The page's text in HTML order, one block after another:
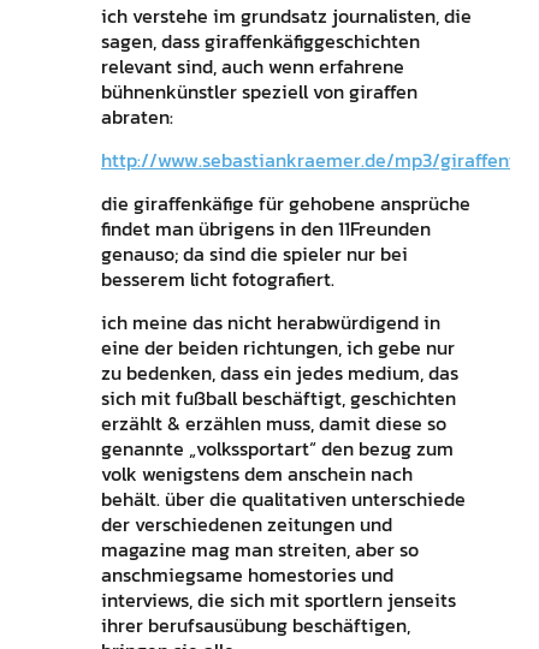
ich verstehe im grundsatz journalisten, die
sagen, dass giraffenkäfiggeschichten
relevant sind, auch wenn erfahrene
bühnenkünstler speziell von giraffen
abraten:
http://www.sebastiankraemer.de/mp3/
die giraffenkäfige für gehobene ansprüche
findet man übrigens in den 11Freunden
genauso; da sind die spieler nur bei
besserem licht fotografiert.
ich meine das nicht herabwürdigend in
eine der beiden richtungen, ich gebe nur
zu bedenken, dass ein jedes medium, das
sich mit fußball beschäftigt, geschichten
erzählt & erzählen muss, damit diese so
genannte „volkssportart“ den bezug zum
volk wenigstens dem anschein nach
behält. über die qualitativen unterschiede
der verschiedenen zeitungen und
magazine mag man streiten, aber so
anschmiegsame homestories und
interviews, die sich mit sportlern jenseits
ihrer berufsausübung beschäftigen,